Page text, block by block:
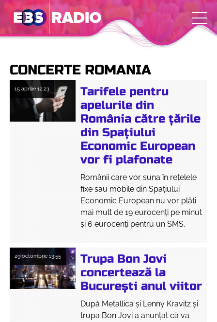
CONCERTE ROMANIA
15 aprilie 12:23
Tarifele pentru
apelurile din
România către țările
din Spațiului
Economic European
vor fi plafonate
Românii care vor suna în rețelele
fixe sau mobile din Spațiului
Economic European nu vor plăti
mai mult de 19 eurocenți pe minut
și 6 eurocenți pentru un SMS.
29 octombrie13:55
Trupa Bon Jovi
concertează la
București anul viitor
După Metallica și Lenny Kravitz și
trupa Bon Jovi a anunțat că va